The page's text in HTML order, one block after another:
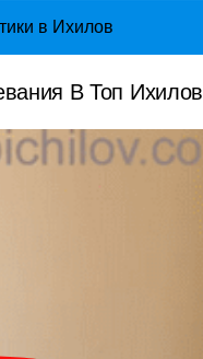
в Ихилов
В Топ Ихилов